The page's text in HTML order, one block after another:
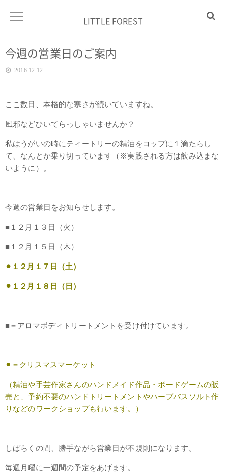
LITTLE FOREST
今週の営業日のご案内
2016-12-12
ここ数日、本格的な寒さが続いていますね。
風邪などひいてらっしゃいませんか？
私はうがいの時にティートリーの精油をコップに１滴たらし
て、なんとか乗り切っています（※実践される方は飲み込まな
いように）。
今週の営業日をお知らせします。
■１２月１３日（火）
■１２月１５日（木）
⚫︎１２月１７日（土）
⚫︎１２月１８日（日）
■＝アロマボディトリートメントを受け付けています。
⚫︎＝クリスマスマーケット
（精油や手芸作家さんのハンドメイド作品・ボードゲームの販
売と、予約不要のハンドトリートメントやハーブバスソルト作
りなどのワークショップも行います。）
しばらくの間、勝手ながら営業日が不規則になります。
毎週月曜に一週間の予定をあげます。